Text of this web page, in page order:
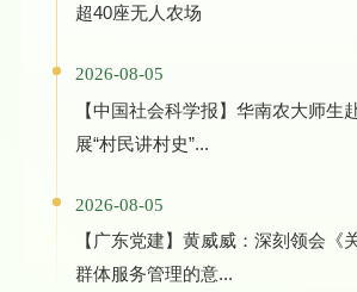
超40座无人农场
2026-08-05
【中国社会科学报】华南农大师生
展“村民讲村史”...
2026-08-05
【广东党建】黄威威：深刻领会《
群体服务管理的意...